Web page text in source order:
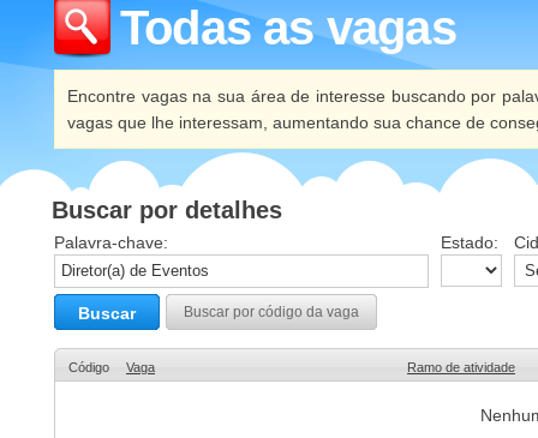
Todas as vagas
Encontre vagas na sua área de interesse buscando por
vagas que lhe interessam, aumentando sua chance de
Buscar por detalhes
Palavra-chave: Estado:
Buscar Buscar por código da vaga
Código Vaga Ramo de atividade